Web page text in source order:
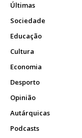
Últimas
Sociedade
Educação
Cultura
Economia
Desporto
Opinião
Autárquicas
Podcasts